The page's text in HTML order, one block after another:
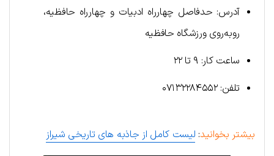
آدرس: حدفاصل چهارراه ادبیات و چهارراه حافظیه،
رو‌به‌روی ورزشگاه حافظیه
ساعت کار: ۹ تا ۲۲
تلفن: ۰۷۱۳۲۲۸۴۵۵۲
بیشتر بخوانید: لیست کامل از جاذبه های تاریخی شیراز